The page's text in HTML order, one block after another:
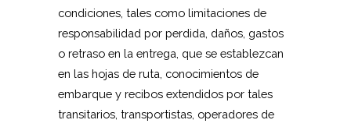
condiciones, tales como limitaciones de
responsabilidad por perdida, daños, gastos
o retraso en la entrega, que se establezcan
en las hojas de ruta, conocimientos de
embarque y recibos extendidos por tales
transitarios, transportistas, operadores de